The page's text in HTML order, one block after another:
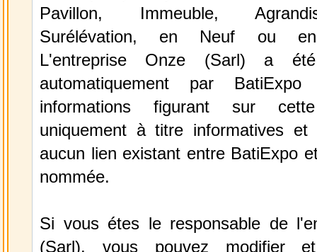
Pavillon, Immeuble,
Surélévation, en Neuf ou en
L'entreprise Onze (Sarl) a été
automatiquement par
informations figurant sur
uniquement à titre informatives et
aucun lien existant entre BatiExpo
nommée.
Si vous étes le responsable de
(Sarl), vous pouvez modifier